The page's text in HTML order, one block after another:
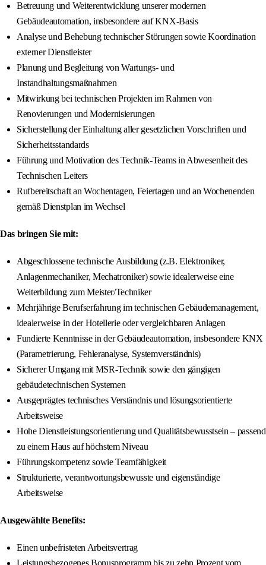
Betreuung und Weiterentwicklung unserer modernen
Gebäudeautomation, insbesondere auf KNX-Basis
Analyse und Behebung technischer Störungen sowie Koordination
externer Dienstleister
Planung und Begleitung von Wartungs- und
Instandhaltungsmaßnahmen
Mitwirkung bei technischen Projekten im Rahmen von
Renovierungen und Modernisierungen
Sicherstellung der Einhaltung aller gesetzlichen Vorschriften und
Sicherheitsstandards
Führung und Motivation des Technik-Teams in Abwesenheit des
Technischen Leiters
Rufbereitschaft an Wochentagen, Feiertagen und an Wochenenden
gemäß Dienstplan im Wechsel
Das bringen Sie mit:
Abgeschlossene technische Ausbildung (z.B. Elektroniker,
Anlagenmechaniker, Mechatroniker) sowie idealerweise eine
Weiterbildung zum Meister/Techniker
Mehrjährige Berufserfahrung im technischen Gebäudemanagement,
idealerweise in der Hotellerie oder vergleichbaren Anlagen
Fundierte Kenntnisse in der Gebäudeautomation, insbesondere KNX
(Parametrierung, Fehleranalyse, Systemverständnis)
Sicherer Umgang mit MSR-Technik sowie den gängigen
gebäudetechnischen Systemen
Ausgeprägtes technisches Verständnis und lösungsorientierte
Arbeitsweise
Hohe Dienstleistungsorientierung und Qualitätsbewusstsein – passend
zu einem Haus auf höchstem Niveau
Führungskompetenz sowie Teamfähigkeit
Strukturierte, verantwortungsbewusste und eigenständige
Arbeitsweise
Ausgewählte Benefits:
Einen unbefristeten Arbeitsvertrag